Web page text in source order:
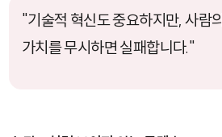
"기술적 혁신도 중요하지만, 사람
가치를 무시하면 실패합니다."